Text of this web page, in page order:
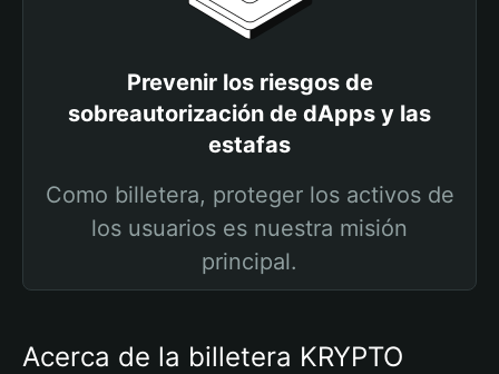
Prevenir los riesgos de
sobreautorización de dApps y las
estafas
Como billetera, proteger los activos de
los usuarios es nuestra misión
principal.
Acerca de la billetera KRYPTO